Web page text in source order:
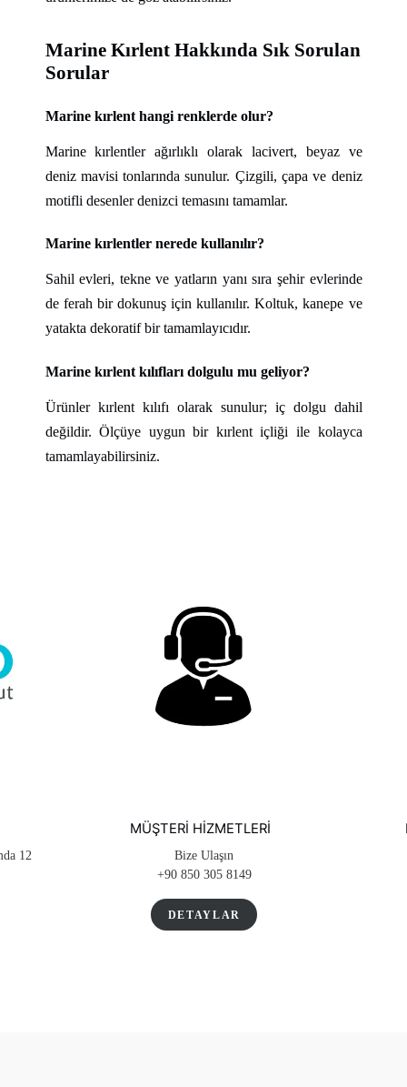
Marine Kırlent Hakkında Sık Sorulan
Sorular
Marine kırlent hangi renklerde olur?
Marine kırlentler ağırlıklı olarak lacivert, beyaz ve
deniz mavisi tonlarında sunulur. Çizgili, çapa ve deniz
motifli desenler denizci temasını tamamlar.
Marine kırlentler nerede kullanılır?
Sahil evleri, tekne ve yatların yanı sıra şehir evlerinde
de ferah bir dokunuş için kullanılır. Koltuk, kanepe ve
yatakta dekoratif bir tamamlayıcıdır.
Marine kırlent kılıfları dolgulu mu geliyor?
Ürünler kırlent kılıfı olarak sunulur; iç dolgu dahil
değildir. Ölçüye uygun bir kırlent içliği ile kolayca
tamamlayabilirsiniz.
12
MÜŞTERI HIZMETLERI
Bize Ulaşın
+90 850 305 8149
DETAYLAR